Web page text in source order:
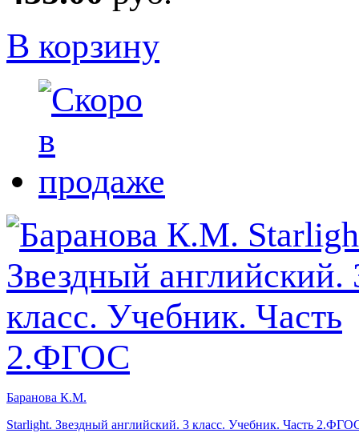
В корзину
Баранова К.М.
Starlight. Звездный английский. 3 класс. Учебник. Часть